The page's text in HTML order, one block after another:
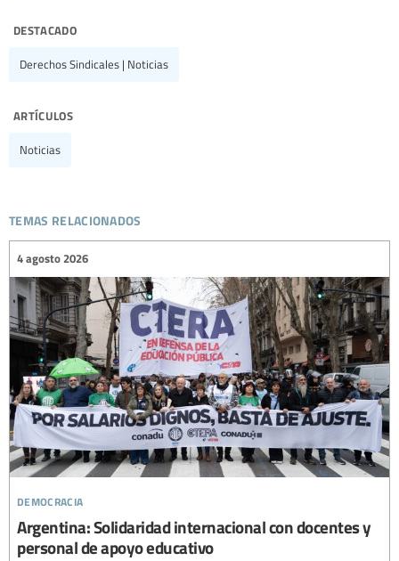
destacado
Derechos Sindicales | Noticias
artículos
Noticias
temas relacionados
democracia
4 agosto 2026
Argentina: Solidaridad internacional con docentes y
personal de apoyo educativo